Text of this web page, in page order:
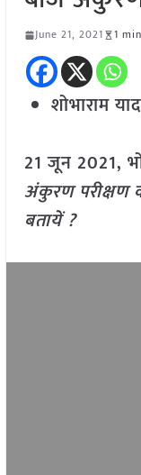
June 21, 2021 1
शोभाराम
21 जून 2021,
अंकुरण परीक्षण
बतायें ?